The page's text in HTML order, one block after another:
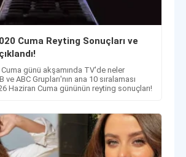
Cuma Reyting Sonuçları ve
günü akşamında TV'de neler
ABC Grupları'nın ana 10 sıralaması
Haziran Cuma gününün reyting sonuçları!